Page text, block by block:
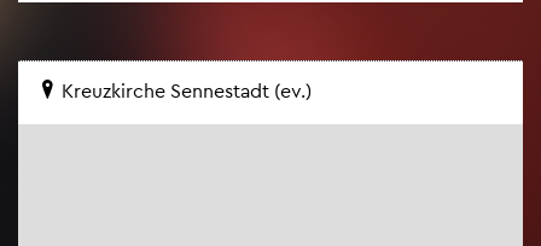
Kreuz­kir­che Sen­ne­stadt (ev.)